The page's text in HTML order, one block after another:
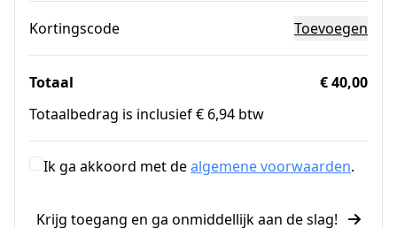
Kortingscode Toevoegen
Totaal
€ 40,00
Totaalbedrag is inclusief € 6,94 btw
Ik ga akkoord met dealgemene voorwaarden.
Krijg toegang en ga onmiddellijk aan de slag!